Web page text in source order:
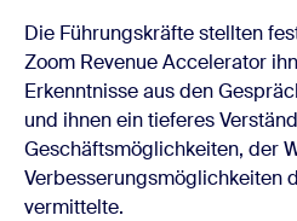
Die Führungskräfte stellten
Zoom Revenue Accelerator
Erkenntnisse aus den
und ihnen ein tieferes
Geschäftsmöglichkeiten, der
Verbesserungsmöglichkeiten
vermittelte.